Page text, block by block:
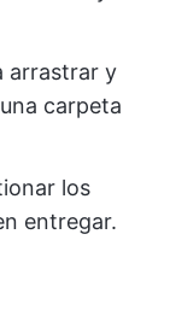
arrastrar y
carpeta
los
entregar.